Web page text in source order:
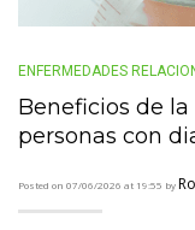
ENFERMEDADES
Beneficios de
personas con
Posted on 07/06/2026 at 19:55 by